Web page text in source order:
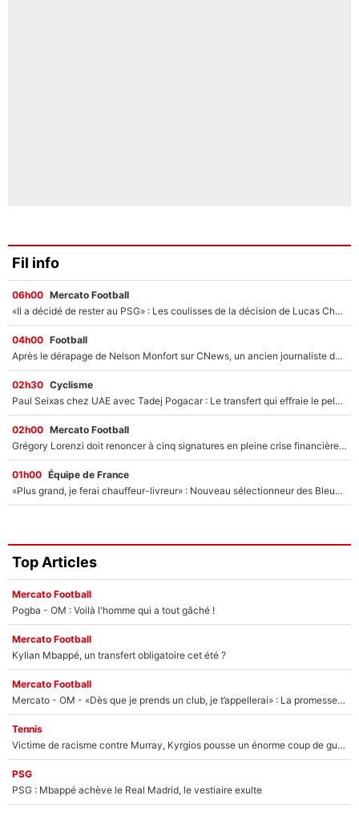
Fil info
06h00 Mercato Football
«Il a décidé de rester au PSG» : Les coulisses de la décision de Lucas Chevalier pour son transfert
04h00 Football
Après le dérapage de Nelson Monfort sur CNews, un ancien journaliste de France Télévisions relance la polémique sur les incendies en Gironde
02h30 Cyclisme
Paul Seixas chez UAE avec Tadej Pogacar : Le transfert qui effraie le peloton, «c’est la pire des choses qui puisse arriver»
02h00 Mercato Football
Grégory Lorenzi doit renoncer à cinq signatures en pleine crise financière : L’IA propose sept noms à l’OM pour un mercato réussi... à seulement 5M€ !
01h00 Équipe de France
«Plus grand, je ferai chauffeur-livreur» : Nouveau sélectionneur des Bleus, Zinédine Zidane s’était imaginé un avenir très différent lorsqu'il était enfant
Top Articles
Mercato Football
Pogba - OM : Voilà l'homme qui a tout gâché !
Mercato Football
Kylian Mbappé, un transfert obligatoire cet été ?
Mercato Football
Mercato - OM - «Dès que je prends un club, je t’appellerai» : La promesse de Marcelino au moment de claquer la porte
Tennis
Victime de racisme contre Murray, Kyrgios pousse un énorme coup de gueule !
PSG
PSG : Mbappé achève le Real Madrid, le vestiaire exulte